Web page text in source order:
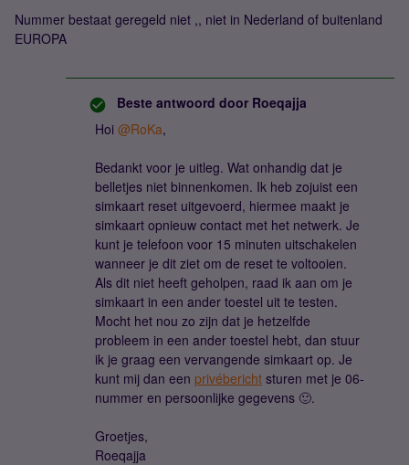
Nummer bestaat geregeld niet ,, niet in Nederland of buitenland
EUROPA
Beste antwoord door Roeqajja
Hoi @RoKa,
Bedankt voor je uitleg. Wat onhandig dat je
belletjes niet binnenkomen. Ik heb zojuist een
simkaart reset uitgevoerd, hiermee maakt je
simkaart opnieuw contact met het netwerk. Je
kunt je telefoon voor 15 minuten uitschakelen
wanneer je dit ziet om de reset te voltooien.
Als dit niet heeft geholpen, raad ik aan om je
simkaart in een ander toestel uit te testen.
Mocht het nou zo zijn dat je hetzelfde
probleem in een ander toestel hebt, dan stuur
ik je graag een vervangende simkaart op. Je
kunt mij dan een privébericht sturen met je 06-
nummer en persoonlijke gegevens 🙂.
Groetjes,
Roeqajja